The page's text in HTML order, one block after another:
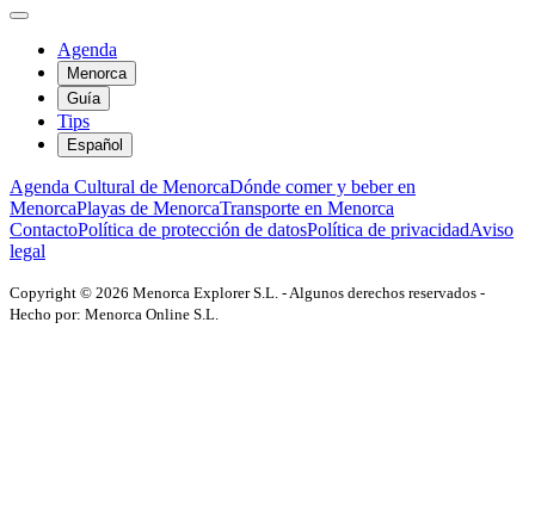
Agenda
Menorca
Guía
Tips
Español
Agenda Cultural de MenorcaDónde comer y beber en
MenorcaPlayas de MenorcaTransporte en Menorca
ContactoPolítica de protección de datosPolítica de privacidadAviso
legal
Copyright © 2026 Menorca Explorer S.L. - Algunos derechos reservados -
Hecho por: Menorca Online S.L.